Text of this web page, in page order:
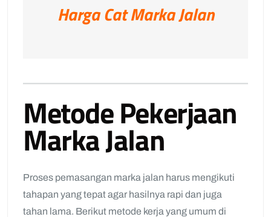
Harga Cat Marka Jalan
Metode Pekerjaan
Marka Jalan
Proses pemasangan marka jalan harus mengikuti
tahapan yang tepat agar hasilnya rapi dan juga
tahan lama. Berikut metode kerja yang umum di